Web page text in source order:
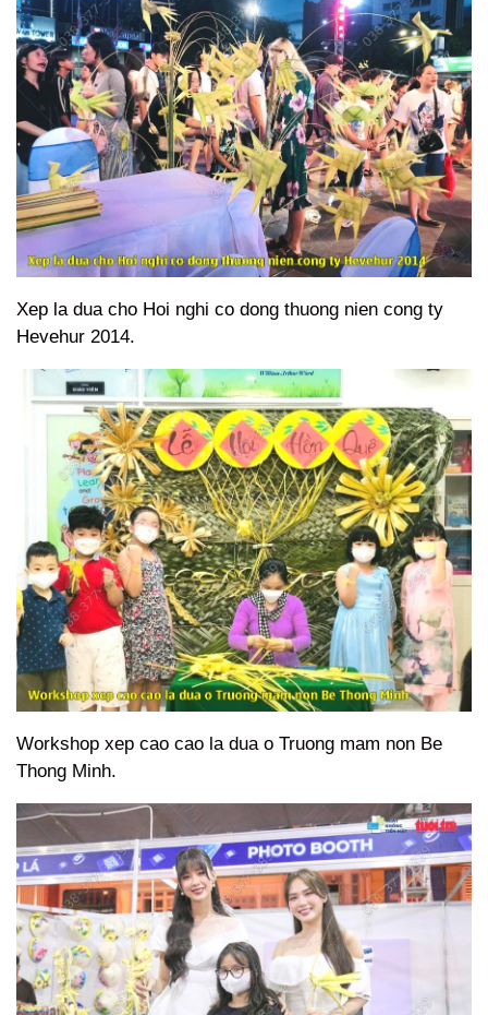
Xep la dua cho Hoi nghi co dong thuong nien cong ty
Hevehur 2014.
Workshop xep cao cao la dua o Truong mam non Be
Thong Minh.